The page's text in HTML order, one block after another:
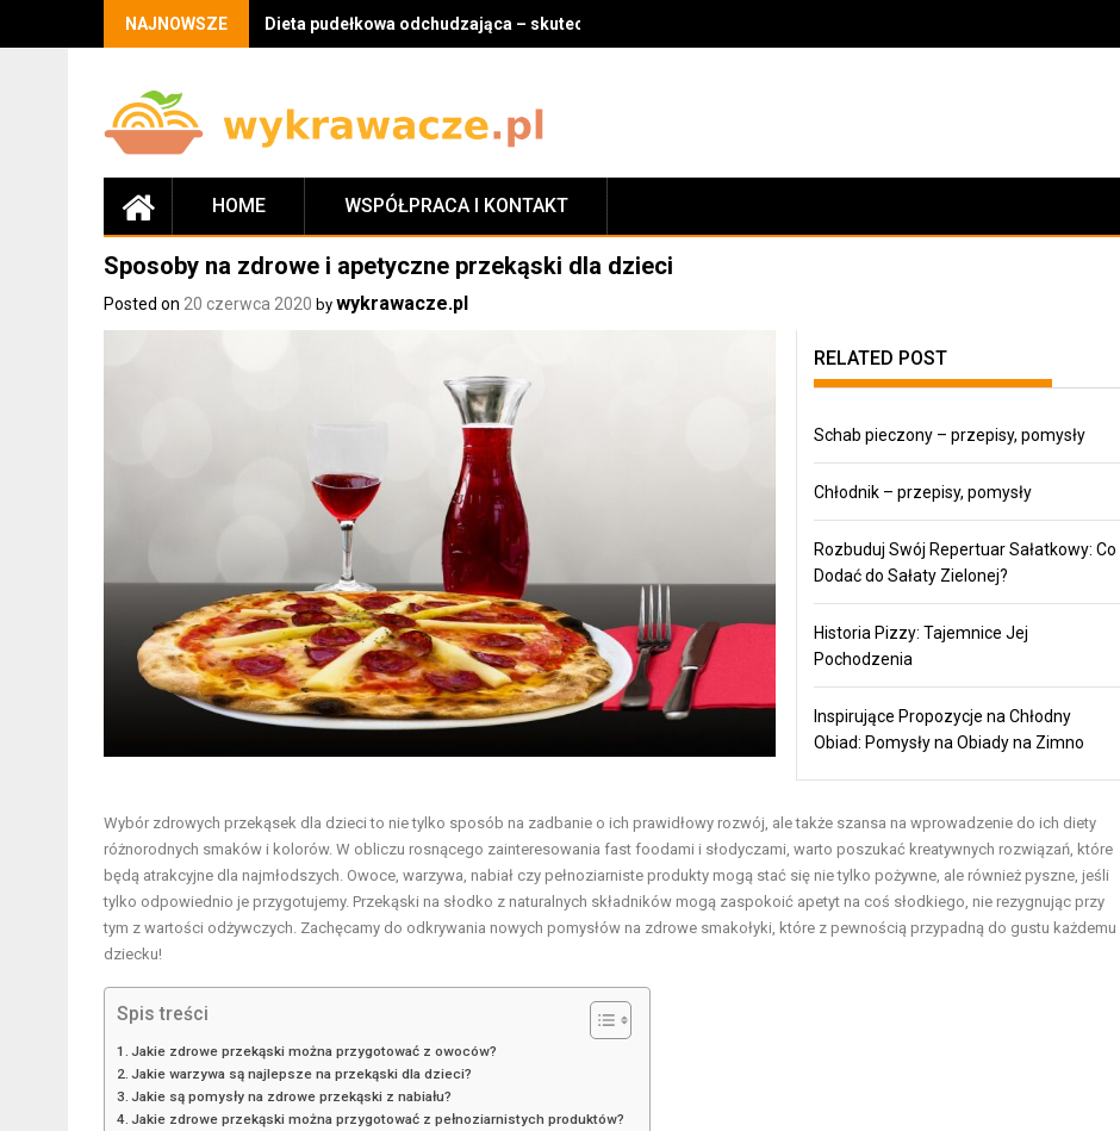
NAJNOWSZE Dieta pudełkowa odchudzająca – skuteczny sposób na zrzucenie wagi
HOME WSPÓŁPRACA I KONTAKT
Sposoby na zdrowe i apetyczne przekąski dla dzieci
Posted on 20 czerwca 2020 by wykrawacze.pl
RELATED POST
Schab pieczony – przepisy, pomysły
Chłodnik – przepisy, pomysły
Rozbuduj Swój Repertuar Sałatkowy: Co
Dodać do Sałaty Zielonej?
Historia Pizzy: Tajemnice Jej
Pochodzenia
Inspirujące Propozycje na Chłodny
Obiad: Pomysły na Obiady na Zimno
Wybór zdrowych przekąsek dla dzieci to nie tylko sposób na zadbanie o ich prawidłowy rozwój, ale także szansa na wprowadzenie do ich diety
różnorodnych smaków i kolorów. W obliczu rosnącego zainteresowania fast foodami i słodyczami, warto poszukać kreatywnych rozwiązań, które
będą atrakcyjne dla najmłodszych. Owoce, warzywa, nabiał czy pełnoziarniste produkty mogą stać się nie tylko pożywne, ale również pyszne, jeśli
tylko odpowiednio je przygotujemy. Przekąski na słodko z naturalnych składników mogą zaspokoić apetyt na coś słodkiego, nie rezygnując przy
tym z wartości odżywczych. Zachęcamy do odkrywania nowych pomysłów na zdrowe smakołyki, które z pewnością przypadną do gustu każdemu
dziecku!
Spis treści
Jakie zdrowe przekąski można przygotować z owoców?
Jakie warzywa są najlepsze na przekąski dla dzieci?
Jakie są pomysły na zdrowe przekąski z nabiału?
Jakie zdrowe przekąski można przygotować z pełnoziarnistych produktów?